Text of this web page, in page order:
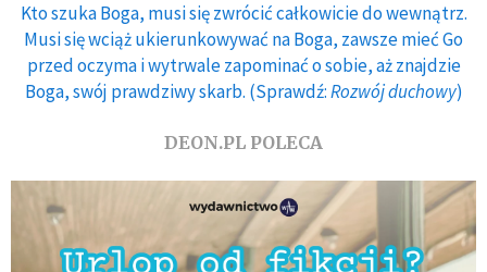
Kto szuka Boga, musi się zwrócić całkowicie do wewnątrz.
Musi się wciąż ukierunkowywać na Boga, zawsze mieć Go
przed oczyma i wytrwale zapominać o sobie, aż znajdzie
Boga, swój prawdziwy skarb. (Sprawdź:Rozwój duchowy)
DEON.PL POLECA